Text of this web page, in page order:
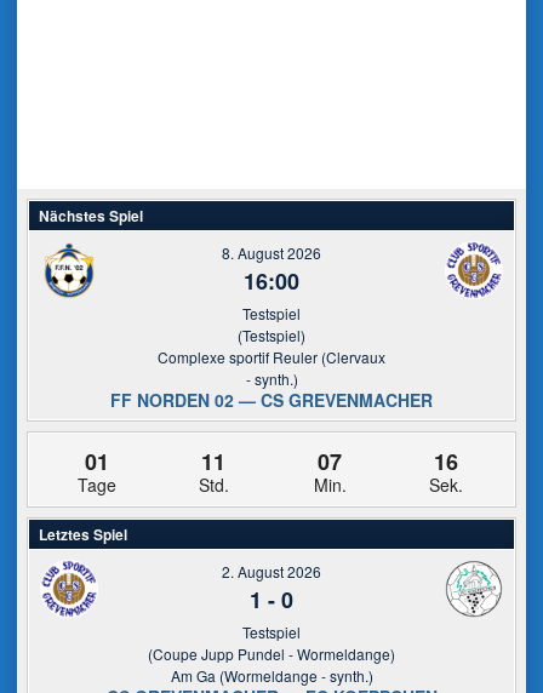
Nächstes Spiel
8. August 2026
16:00
Testspiel
(Testspiel)
Complexe sportif Reuler (Clervaux
- synth.)
FF NORDEN 02 — CS GREVENMACHER
01
Tage
11
Std.
07
Min.
16
Sek.
Letztes Spiel
2. August 2026
1 -0
Testspiel
(Coupe Jupp Pundel - Wormeldange)
Am Ga (Wormeldange - synth.)